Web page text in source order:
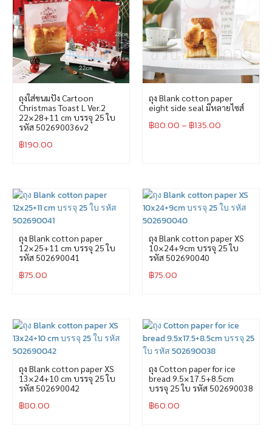
ถุงใส่ขนมปัง Cartoon
Christmas Toast L Ver.2
22×28+11 cm บรรจุ 25 ใบ
รหัส 502690036v2
฿190.00
ถุง Blank cotton paper
eight side seal มีหลายไซส์
฿80.00– ฿135.00
ถุง Blank cotton paper
12×25+11 cm บรรจุ 25 ใบ
รหัส 502690041
฿75.00
ถุง Blank cotton paper XS
10×24+9cm บรรจุ 25 ใบ
รหัส 502690040
฿75.00
ถุง Blank cotton paper XS
13×24+10 cm บรรจุ 25 ใบ
รหัส 502690042
฿80.00
ถุง Cotton paper for ice
bread 9.5×17.5+8.5cm
บรรจุ 25 ใบ รหัส 502690038
฿60.00